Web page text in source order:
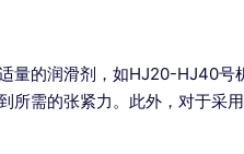
量的润滑剂，如HJ20-HJ40号
所需的张紧力。此外，对于采